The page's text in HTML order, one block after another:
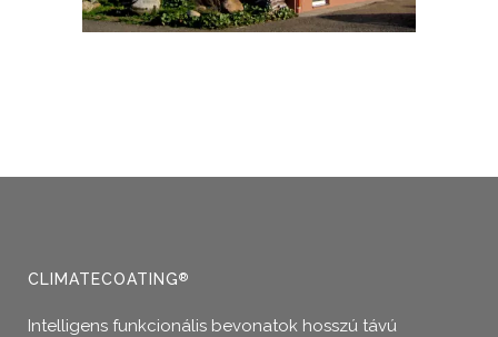
CLIMATECOATING®
Intelligens funkcionális bevonatok hosszú távú